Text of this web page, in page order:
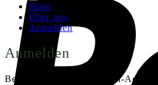
Shop
Über uns
Anmelden
Anmelden
Benutzername oder E-Mail-Adresse